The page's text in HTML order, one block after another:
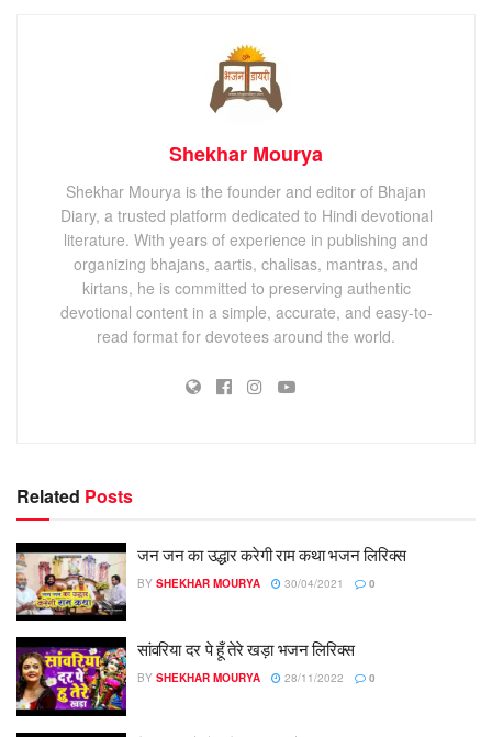
Shekhar Mourya
Shekhar Mourya is the founder and editor of Bhajan
Diary, a trusted platform dedicated to Hindi devotional
literature. With years of experience in publishing and
organizing bhajans, aartis, chalisas, mantras, and
kirtans, he is committed to preserving authentic
devotional content in a simple, accurate, and easy-to-
read format for devotees around the world.
Related Posts
जन जन का उद्धार करेगी राम कथा भजन लिरिक्स
BY SHEKHAR MOURYA 30/04/2021 0
सांवरिया दर पे हूँ तेरे खड़ा भजन लिरिक्स
BY SHEKHAR MOURYA 28/11/2022 0